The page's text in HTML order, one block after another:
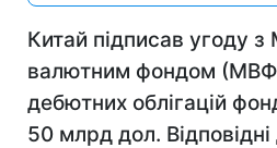
Китай підписав угоду
валютним фондом
дебютних облігацій
50 млрд дол.